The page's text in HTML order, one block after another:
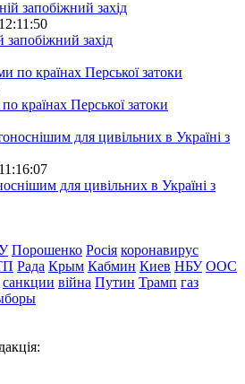
захід
країнах Перської затоки
для цивільних в Україні з
Порошенко Росія коронавирус
Рада Крым Кабмин Киев НБУ ООС
санкции війна Путин Трамп газ